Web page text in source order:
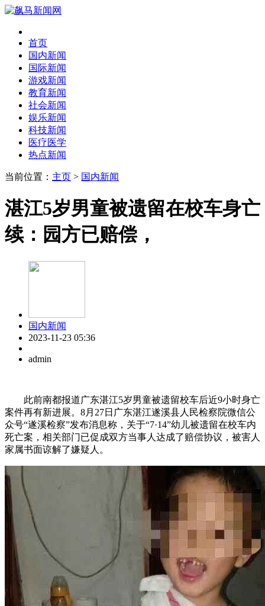
首页
国内新闻
国际新闻
游戏新闻
教育新闻
社会新闻
娱乐新闻
科技新闻
医疗医学
热点新闻
当前位置： 主页 > 国内新闻
湛江5岁男童被遗留在校车身亡
续：园方已赔偿，
国内新闻
2023-11-23 05:36
admin
此前南都报道广东湛江5岁男童被遗留校车后近9小时身亡
案件再有新进展。8月27日广东湛江遂溪县人民检察院微信公
众号“遂溪检察”发布消息称，关于“7·14”幼儿被遗留在校车内
死亡案，相关部门已促成双方当事人达成了赔偿协议，被害人
家属书面谅解了嫌疑人。